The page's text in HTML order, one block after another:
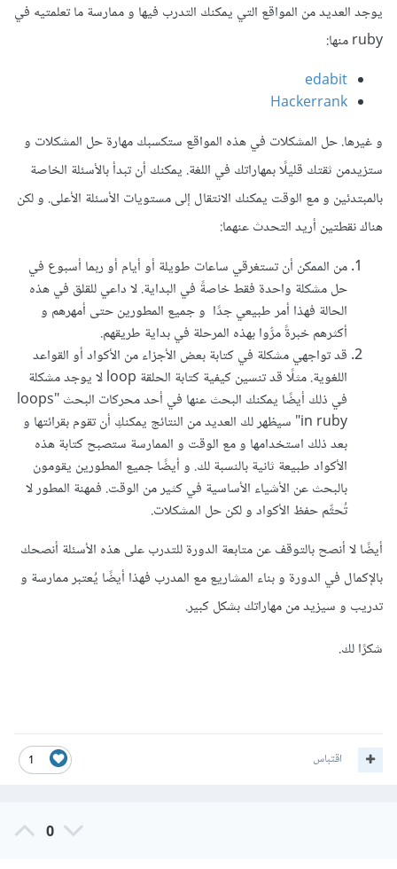
يوجد العديد من المواقع التي يمكنك التدرب فيها و ممارسة ما تعلمتيه في
ruby منها:
edabit
Hackerrank
و غيرها. حل المشكلات في هذه المواقع ستكسبك مهارة حل المشكلات و
ستزيدمن ثقتك قليلًا بمهاراتك في اللغة. يمكنك أن تبدأ بالأسئلة الخاصة
بالمبتدئين و مع الوقت يمكنك الانتقال إلى مستويات الأسئلة الأعلى. و لكن
هناك نقطتين أريد التحدث عنهما:
من الممكن أن تستغرقي ساعات طويلة أو أيام أو ربما أسبوع في
حل مشكلة واحدة فقط خاصةً في البداية. لا داعي للقلق في هذه
الحالة فهذا أمر طبيعي جدًا و جميع المطورين حتى أمهرهم و
أكثرهم خبرةً مرُّوا بهذه المرحلة في بداية طريقهم.
قد تواجهي مشكلة في كتابة بعض الأجزاء من الأكواد أو القواعد
اللغوية. مثلًا قد تنسين كيفية كتابة الحلقة loop لا يوجد مشكلة
في ذلك أيضًا يمكنك البحث عنها في أحد محركات البحث "loops
in ruby" سيظهر لك العديد من النتائج يمكنكِ أن تقوم بقرائتها و
بعد ذلك استخدامها و مع الوقت و الممارسة ستصبح كتابة هذه
الأكواد طبيعة ثانية بالنسبة لك. و أيضًا جميع المطورين يقومون
بالبحث عن الأشياء الأساسية في كثير من الوقت. فمهنة المطور لا
تُحتِّم حفظ الأكواد و لكن حل المشكلات.
أيضًا لا أنصح بالتوقف عن متابعة الدورة للتدرب على هذه الأسئلة أنصحك
بالإكمال في الدورة و بناء المشاريع مع المدرب فهذا أيضًا يُعتبر ممارسة و
تدريب و سيزيد من مهاراتك بشكل كبير.
شكرًا لك.
1 اقتباس
0